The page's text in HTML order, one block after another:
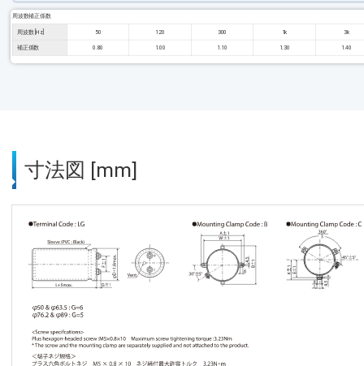
周波数補正係数
周波数 [Hz] 50 120 300 1k 3k
補正係数 0.80 1.00 1.10 1.30 1.40
寸法図 [mm]